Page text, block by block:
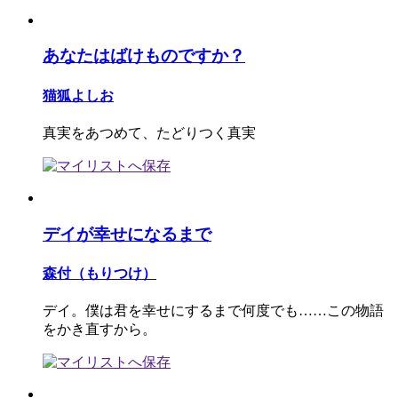
あなたはばけものですか？
猫狐よしお
真実をあつめて、たどりつく真実
デイが幸せになるまで
森付（もりつけ）
デイ。僕は君を幸せにするまで何度でも……この物語
をかき直すから。